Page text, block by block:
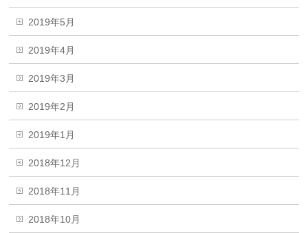
2019年5月
2019年4月
2019年3月
2019年2月
2019年1月
2018年12月
2018年11月
2018年10月